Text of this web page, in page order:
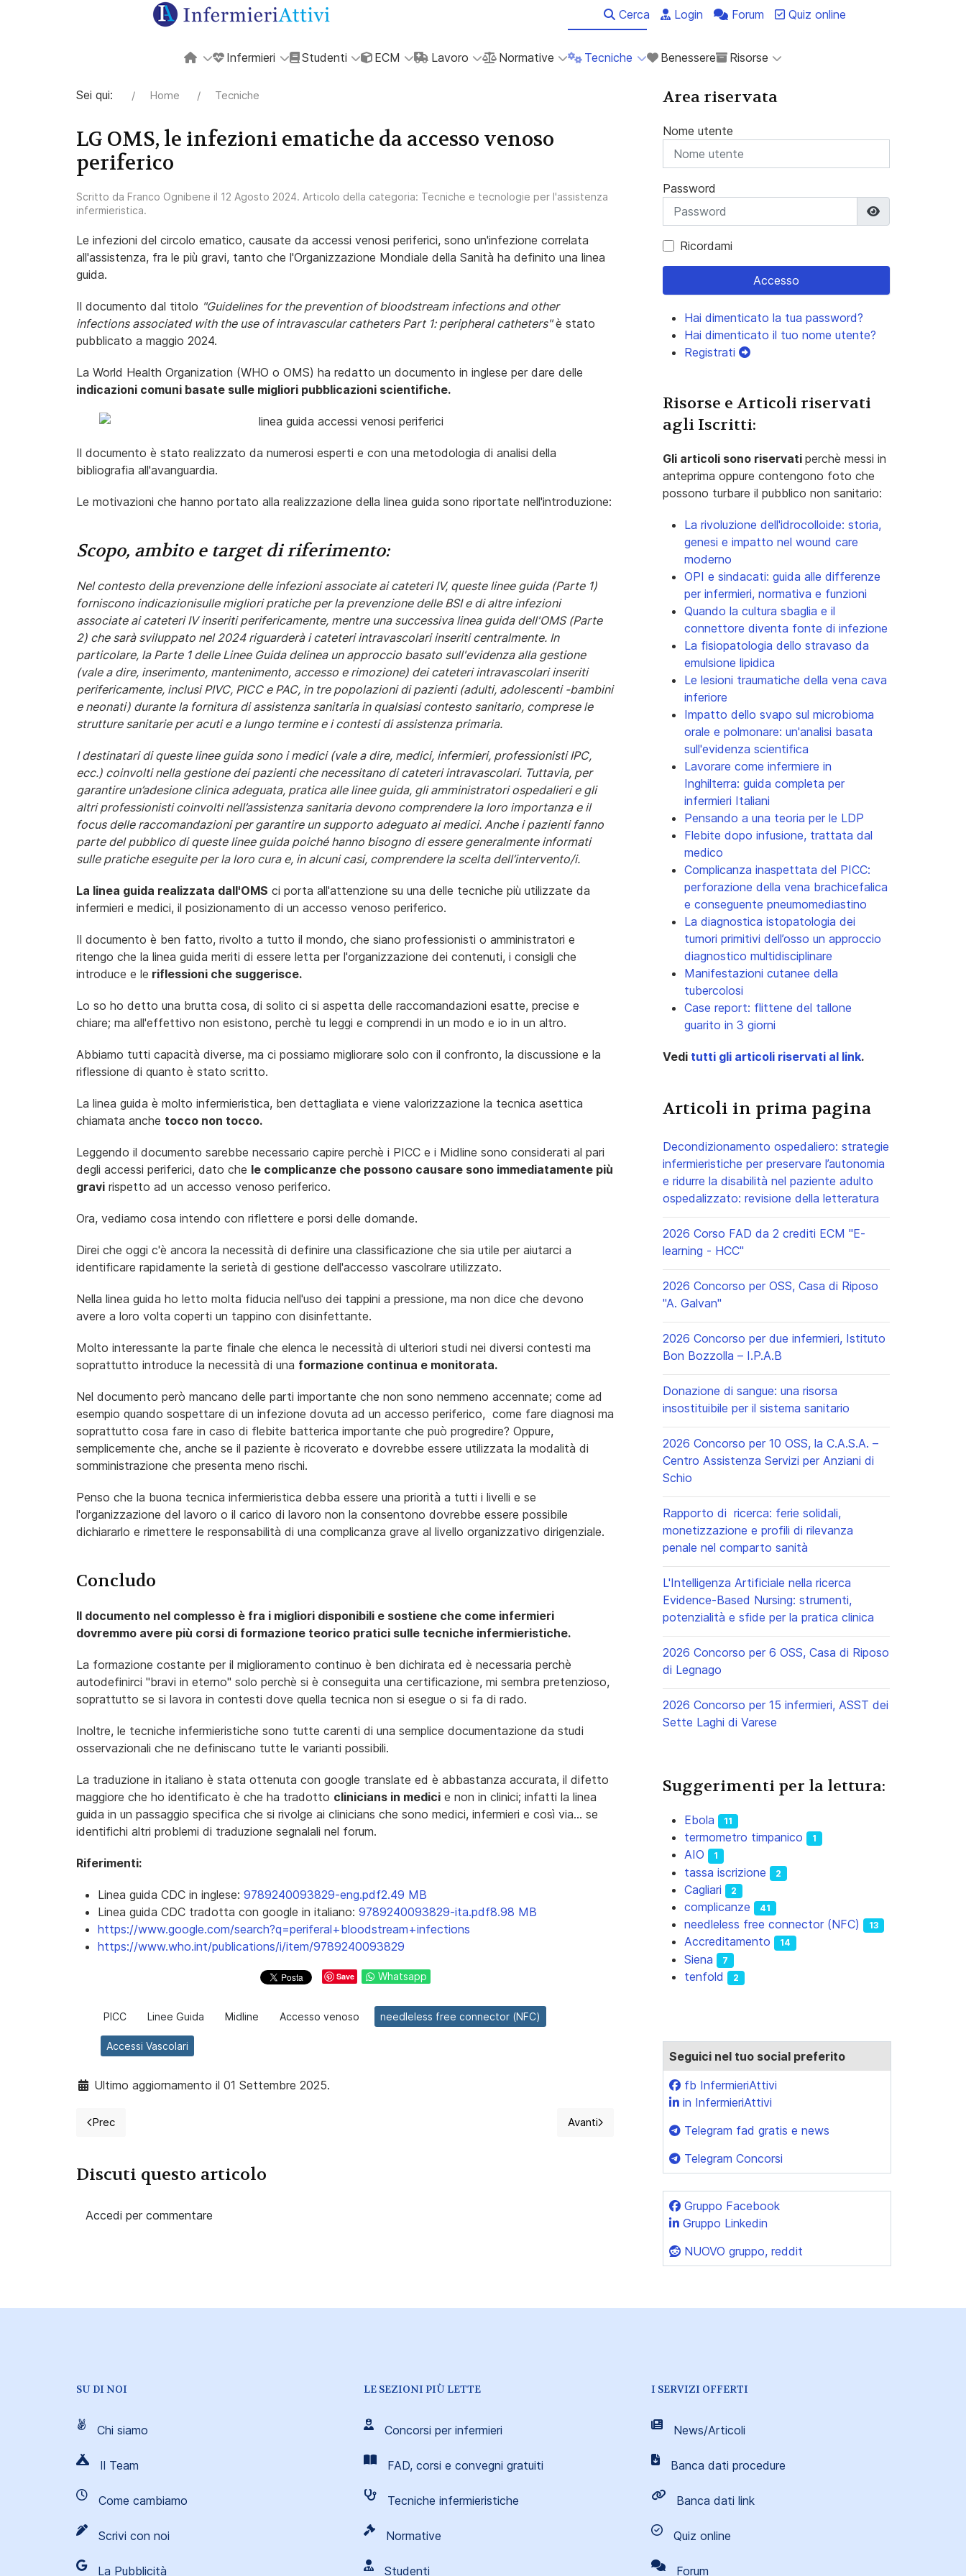
Cerca Login Forum Quiz online
Infermieri Studenti ECM Lavoro Normative Tecniche Benessere Risorse
Sei qui: Home Tecniche
LG OMS, le infezioni ematiche da accesso venoso
periferico
Scritto da Franco Ognibene il 12 Agosto 2024. Articolo della categoria: Tecniche e tecnologie per l'assistenza
infermieristica.
Le infezioni del circolo ematico, causate da accessi venosi periferici, sono un'infezione correlata
all'assistenza, fra le più gravi, tanto che l'Organizzazione Mondiale della Sanità ha definito una linea
guida.
Il documento dal titolo "Guidelines for the prevention of bloodstream infections and other
infections associated with the use of intravascular catheters Part 1: peripheral catheters"è stato
pubblicato a maggio 2024.
La World Health Organization (WHO o OMS) ha redatto un documento in inglese per dare delle
indicazioni comuni basate sulle migliori pubblicazioni scientifiche.
Il documento è stato realizzato da numerosi esperti e con una metodologia di analisi della
bibliografia all'avanguardia.
Le motivazioni che hanno portato alla realizzazione della linea guida sono riportate nell'introduzione:
Scopo, ambito e target di riferimento:
Nel contesto della prevenzione delle infezioni associate ai cateteri IV, queste linee guida (Parte 1)
forniscono indicazionisulle migliori pratiche per la prevenzione delle BSI e di altre infezioni
associate ai cateteri IV inseriti perifericamente, mentre una successiva linea guida dell'OMS (Parte
2) che sarà sviluppato nel 2024 riguarderà i cateteri intravascolari inseriti centralmente. In
particolare, la Parte 1 delle Linee Guida delinea un approccio basato sull'evidenza alla gestione
(vale a dire, inserimento, mantenimento, accesso e rimozione) dei cateteri intravascolari inseriti
perifericamente, inclusi PIVC, PICC e PAC, in tre popolazioni di pazienti (adulti, adolescenti -bambini
e neonati) durante la fornitura di assistenza sanitaria in qualsiasi contesto sanitario, comprese le
strutture sanitarie per acuti e a lungo termine e i contesti di assistenza primaria.
I destinatari di queste linee guida sono i medici (vale a dire, medici, infermieri, professionisti IPC,
ecc.) coinvolti nella gestione dei pazienti che necessitano di cateteri intravascolari. Tuttavia, per
garantire un’adesione clinica adeguata, pratica alle linee guida, gli amministratori ospedalieri e gli
altri professionisti coinvolti nell’assistenza sanitaria devono comprendere la loro importanza e il
focus delle raccomandazioni per garantire un supporto adeguato ai medici. Anche i pazienti fanno
parte del pubblico di queste linee guida poiché hanno bisogno di essere generalmente informati
sulle pratiche eseguite per la loro cura e, in alcuni casi, comprendere la scelta dell’intervento/i.
La linea guida realizzata dall'OMS ci porta all'attenzione su una delle tecniche più utilizzate da
infermieri e medici, il posizionamento di un accesso venoso periferico.
Il documento è ben fatto, rivolto a tutto il mondo, che siano professionisti o amministratori e
ritengo che la linea guida meriti di essere letta per l'organizzazione dei contenuti, i consigli che
introduce e le riflessioni che suggerisce.
Lo so ho detto una brutta cosa, di solito ci si aspetta delle raccomandazioni esatte, precise e
chiare; ma all'effettivo non esistono, perchè tu leggi e comprendi in un modo e io in un altro.
Abbiamo tutti capacità diverse, ma ci possiamo migliorare solo con il confronto, la discussione e la
riflessione di quanto è stato scritto.
La linea guida è molto infermieristica, ben dettagliata e viene valorizzazione la tecnica asettica
chiamata anche tocco non tocco.
Leggendo il documento sarebbe necessario capire perchè i PICC e i Midline sono considerati al pari
degli accessi periferici, dato che le complicanze che possono causare sono immediatamente più
gravi rispetto ad un accesso venoso periferico.
Ora, vediamo cosa intendo con riflettere e porsi delle domande.
Direi che oggi c'è ancora la necessità di definire una classificazione che sia utile per aiutarci a
identificare rapidamente la serietà di gestione dell'accesso vascolrare utilizzato.
Nella linea guida ho letto molta fiducia nell'uso dei tappini a pressione, ma non dice che devono
avere a loro volta coperti un tappino con disinfettante.
Molto interessante la parte finale che elenca le necessità di ulteriori studi nei diversi contesti ma
soprattutto introduce la necessità di una formazione continua e monitorata.
Nel documento però mancano delle parti importante che non sono nemmeno accennate; come ad
esempio quando sospettare di un infezione dovuta ad un accesso periferico, come fare diagnosi ma
soprattutto cosa fare in caso di flebite batterica importante che può progredire? Oppure,
semplicemente che, anche se il paziente è ricoverato e dovrebbe essere utilizzata la modalità di
somministrazione che presenta meno rischi.
Penso che la buona tecnica infermieristica debba essere una priorità a tutti i livelli e se
l'organizzazione del lavoro o il carico di lavoro non la consentono dovrebbe essere possibile
dichiararlo e rimettere le responsabilità di una complicanza grave al livello organizzativo dirigenziale.
Concludo
Il documento nel complesso è fra i migliori disponibili e sostiene che come infermieri
dovremmo avere più corsi di formazione teorico pratici sulle tecniche infermieristiche.
La formazione costante per il miglioramento continuo è ben dichirata ed è necessaria perchè
autodefinirci "bravi in eterno" solo perchè si è conseguita una certificazione, mi sembra pretenzioso,
soprattutto se si lavora in contesti dove quella tecnica non si esegue o si fa di rado.
Inoltre, le tecniche infermieristiche sono tutte carenti di una semplice documentazione da studi
osservazionali che ne definiscano tutte le varianti possibili.
La traduzione in italiano è stata ottenuta con google translate ed è abbastanza accurata, il difetto
maggiore che ho identificato è che ha tradotto clinicians in medici e non in clinici; infatti la linea
guida in un passaggio specifica che si rivolge ai clinicians che sono medici, infermieri e così via... se
identifichi altri problemi di traduzione segnalali nel forum.
Riferimenti:
Linea guida CDC in inglese: 9789240093829-eng.pdf2.49 MB
Linea guida CDC tradotta con google in italiano: 9789240093829-ita.pdf8.98 MB
https://www.google.com/search?q=periferal+bloodstream+infections
https://www.who.int/publications/i/item/9789240093829
Save Whatsapp
PICC Linee Guida Midline Accesso venoso needleless free connector (NFC)
Accessi Vascolari
Ultimo aggiornamento il 01 Settembre 2025.
Articolo precedente: Ossigenoterapia: i presidi e il ruolo dell'infermiere
Prec Articolo successivo: Cateterismo Vescicale: una guida completa
Avanti
Discuti questo articolo
Accedi per commentare
Area riservata
Nome utente
Password
Ricordami
Accesso
Hai dimenticato la tua password?
Hai dimenticato il tuo nome utente?
Registrati
Risorse e Articoli riservati
agli Iscritti:
Gli articoli sono riservati perchè messi in
anteprima oppure contengono foto che
possono turbare il pubblico non sanitario:
La rivoluzione dell'idrocolloide: storia,
genesi e impatto nel wound care
moderno
OPI e sindacati: guida alle differenze
per infermieri, normativa e funzioni
Quando la cultura sbaglia e il
connettore diventa fonte di infezione
La fisiopatologia dello stravaso da
emulsione lipidica
Le lesioni traumatiche della vena cava
inferiore
Impatto dello svapo sul microbioma
orale e polmonare: un'analisi basata
sull'evidenza scientifica
Lavorare come infermiere in
Inghilterra: guida completa per
infermieri Italiani
Pensando a una teoria per le LDP
Flebite dopo infusione, trattata dal
medico
Complicanza inaspettata del PICC:
perforazione della vena brachicefalica
e conseguente pneumomediastino
La diagnostica istopatologia dei
tumori primitivi dell’osso un approccio
diagnostico multidisciplinare
Manifestazioni cutanee della
tubercolosi
Case report: flittene del tallone
guarito in 3 giorni
Vedi tutti gli articoli riservati al link.
Articoli in prima pagina
Decondizionamento ospedaliero: strategie
infermieristiche per preservare l’autonomia
e ridurre la disabilità nel paziente adulto
ospedalizzato: revisione della letteratura
2026 Corso FAD da 2 crediti ECM "E-
learning - HCC"
2026 Concorso per OSS, Casa di Riposo
"A. Galvan"
2026 Concorso per due infermieri, Istituto
Bon Bozzolla – I.P.A.B
Donazione di sangue: una risorsa
insostituibile per il sistema sanitario
2026 Concorso per 10 OSS, la C.A.S.A. –
Centro Assistenza Servizi per Anziani di
Schio
Rapporto di ricerca: ferie solidali,
monetizzazione e profili di rilevanza
penale nel comparto sanità
L'Intelligenza Artificiale nella ricerca
Evidence-Based Nursing: strumenti,
potenzialità e sfide per la pratica clinica
2026 Concorso per 6 OSS, Casa di Riposo
di Legnago
2026 Concorso per 15 infermieri, ASST dei
Sette Laghi di Varese
Suggerimenti per la lettura:
Ebola 11
termometro timpanico 1
AIO 1
tassa iscrizione 2
Cagliari 2
complicanze 41
needleless free connector (NFC) 13
Accreditamento 14
Siena 7
tenfold 2
Seguici nel tuo social preferito
fb InfermieriAttivi
in InfermieriAttivi
Telegram fad gratis e news
Telegram Concorsi
Gruppo Facebook
Gruppo Linkedin
NUOVO gruppo, reddit
SU DI NOI
Chi siamo
Il Team
Come cambiamo
Scrivi con noi
La Pubblicità
LE SEZIONI PIÙ LETTE
Concorsi per infermieri
FAD, corsi e convegni gratuiti
Tecniche infermieristiche
Normative
Studenti
I SERVIZI OFFERTI
News/Articoli
Banca dati procedure
Banca dati link
Quiz online
Forum